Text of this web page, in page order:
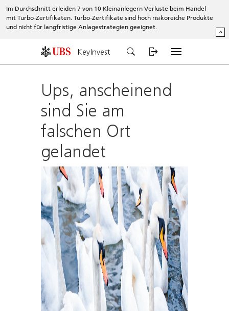
Im Durchschnitt erleiden 7 von 10 Kleinanlegern Verluste beim Handel
mit Turbo-Zertifikaten. Turbo-Zertifikate sind hoch risikoreiche Produkte
und nicht für langfristige Anlagestrategien geeignet.
^
KeyInvest
Ups, anscheinend
sind Sie am
falschen Ort
gelandet